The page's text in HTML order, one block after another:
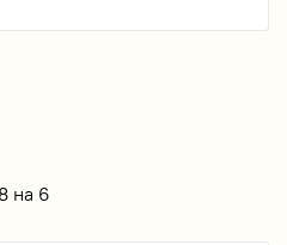
8 на 6